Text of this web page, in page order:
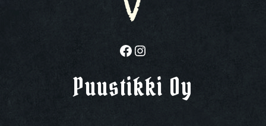
Facebook Instagram
Puustikki Oy